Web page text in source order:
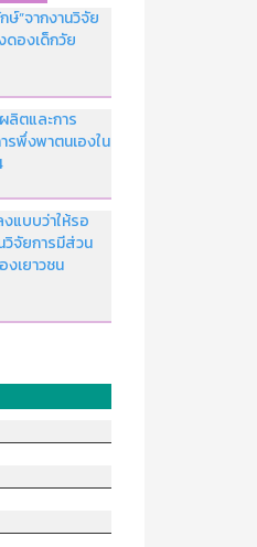
ษ์”จากงานวิจัย
องเด็กวัย
ตและการ
รพึ่งพาตนเองใน
แบบว่าให้รอ
วิจัยการมีส่วน
เยาวชน